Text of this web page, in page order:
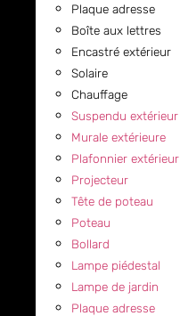
Plaque adresse
Boîte aux lettres
Encastré extérieur
Solaire
Chauffage
Suspendu extérieur
Murale extérieure
Plafonnier extérieur
Projecteur
Tête de poteau
Poteau
Bollard
Lampe piédestal
Lampe de jardin
Plaque adresse